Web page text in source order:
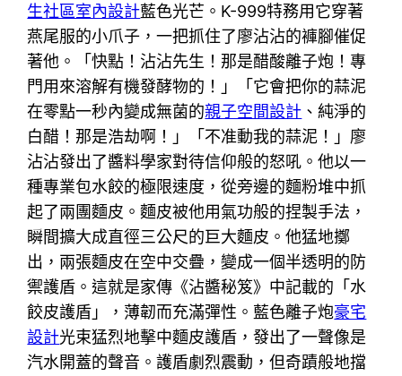
生社區室內設計藍色光芒。K-999特務用它穿著
燕尾服的小爪子，一把抓住了廖沾沾的褲腳催促
著他。「快點！沾沾先生！那是醋酸離子炮！專
門用來溶解有機發酵物的！」「它會把你的蒜泥
在零點一秒內變成無菌的親子空間設計 、純淨的
白醋！那是浩劫啊！」「不准動我的蒜泥！」廖
沾沾發出了醬料學家對待信仰般的怒吼。他以一
種專業包水餃的極限速度，從旁邊的麵粉堆中抓
起了兩團麵皮。麵皮被他用氣功般的捏製手法，
瞬間擴大成直徑三公尺的巨大麵皮。他猛地擲
出，兩張麵皮在空中交疊，變成一個半透明的防
禦護盾。這就是家傳《沾醬秘笈》中記載的「水
餃皮護盾」，薄韌而充滿彈性。藍色離子炮豪宅
設計光束猛烈地擊中麵皮護盾，發出了一聲像是
汽水開蓋的聲音。護盾劇烈震動，但奇蹟般地擋